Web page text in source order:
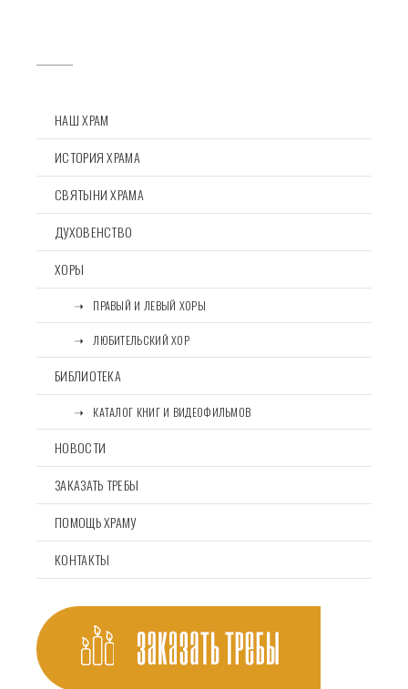
НАШ ХРАМ
ИСТОРИЯ ХРАМА
СВЯТЫНИ ХРАМА
ДУХОВЕНСТВО
ХОРЫ
⠀⠀➝⠀ПРАВЫЙ И ЛЕВЫЙ ХОРЫ
⠀⠀➝⠀ЛЮБИТЕЛЬСКИЙ ХОР
БИБЛИОТЕКА
⠀⠀➝⠀КАТАЛОГ КНИГ И ВИДЕОФИЛЬМОВ
НОВОСТИ
ЗАКАЗАТЬ ТРЕБЫ
ПОМОЩЬ ХРАМУ
КОНТАКТЫ